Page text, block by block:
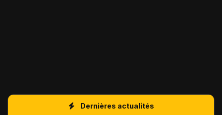
Dernières actualités